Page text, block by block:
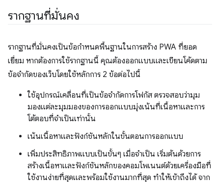
รากฐานที่มั่นคง
รากฐานที่มั่นคงเป็นข้อกําหนดพื้นฐานในการสร้าง PWA ที่ยอด
เยี่ยม หากต้องการใช้รากฐานนี้ คุณต้องออกแบบและเขียนโค้ดตาม
ข้อจำกัดของเว็บโดยใช้หลักการ 2 ข้อต่อไปนี้
ใช้อุปกรณ์เคลื่อนที่เป็นข้อจำกัดการโฟกัส ตรวจสอบว่ามุม
มองแต่ละมุมมองของการออกแบบมุ่งเน้นที่เนื้อหาและการ
โต้ตอบที่จำเป็นเท่านั้น
เน้นเนื้อหาและฟังก์ชันหลักในขั้นตอนการออกแบบ
เพิ่มประสิทธิภาพแบบเป็นขั้นๆ เมื่อจำเป็น เริ่มต้นด้วยการ
สร้างเนื้อหาและฟังก์ชันหลักของคอมโพเนนต์ด้วยเครื่องมือที่
ใช้งานง่ายที่สุดและพร้อมใช้งานมากที่สุด ทำให้เข้าถึงได้ จาก